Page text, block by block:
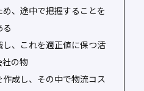
、途中で把握することを
る
、これを適正値に保つ活
社の物
成し、その中で物流コス